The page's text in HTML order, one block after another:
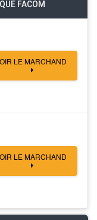
FACOM
LE MARCHAND
LE MARCHAND